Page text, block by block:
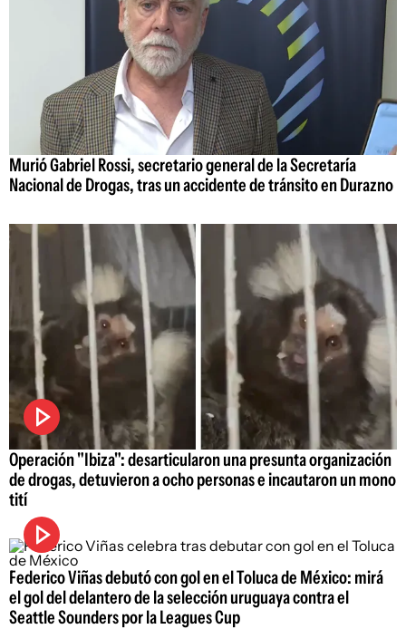
Murió Gabriel Rossi, secretario general de la Secretaría
Nacional de Drogas, tras un accidente de tránsito en Durazno
Operación "Ibiza": desarticularon una presunta organización
de drogas, detuvieron a ocho personas e incautaron un mono
tití
Federico Viñas debutó con gol en el Toluca de México: mirá
el gol del delantero de la selección uruguaya contra el
Seattle Sounders por la Leagues Cup